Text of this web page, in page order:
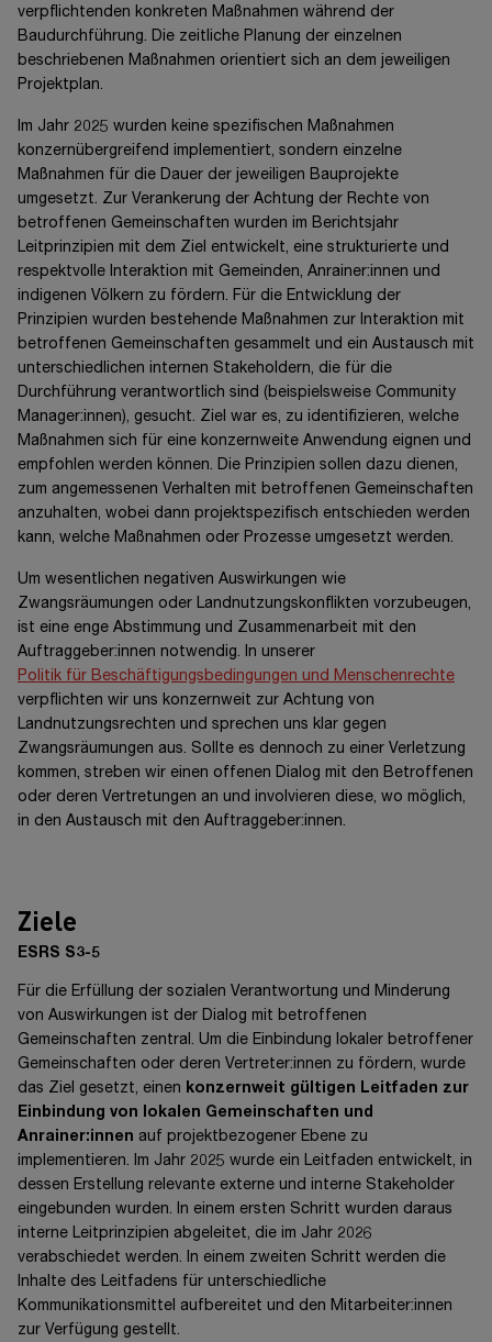
verpflichtenden konkreten Maßnahmen während der
Baudurchführung. Die zeitliche Planung der einzelnen
beschriebenen Maßnahmen orientiert sich an dem jeweiligen
Projektplan.
Im Jahr 2025 wurden keine spezifischen Maßnahmen
konzernübergreifend implementiert, sondern einzelne
Maßnahmen für die Dauer der jeweiligen Bauprojekte
umgesetzt. Zur Verankerung der Achtung der Rechte von
betroffenen Gemeinschaften wurden im Berichtsjahr
Leitprinzipien mit dem Ziel entwickelt, eine strukturierte und
respektvolle Interaktion mit Gemeinden, Anrainer:innen und
indigenen Völkern zu fördern. Für die Entwicklung der
Prinzipien wurden bestehende Maßnahmen zur Interaktion mit
betroffenen Gemeinschaften gesammelt und ein Austausch mit
unterschiedlichen internen Stakeholdern, die für die
Durchführung verantwortlich sind (beispielsweise Community
Manager:innen), gesucht. Ziel war es, zu identifizieren, welche
Maßnahmen sich für eine konzernweite Anwendung eignen und
empfohlen werden können. Die Prinzipien sollen dazu dienen,
zum angemessenen Verhalten mit betroffenen Gemeinschaften
anzuhalten, wobei dann projektspezifisch entschieden werden
kann, welche Maßnahmen oder Prozesse umgesetzt werden.
Um wesentlichen negativen Auswirkungen wie
Zwangsräumungen oder Landnutzungskonflikten vorzubeugen,
ist eine enge Abstimmung und Zusammenarbeit mit den
Auftraggeber:innen notwendig. In unserer
Politik für Beschäftigungsbedingungen und Menschenrechte
verpflichten wir uns konzernweit zur Achtung von
Landnutzungsrechten und sprechen uns klar gegen
Zwangsräumungen aus. Sollte es dennoch zu einer Verletzung
kommen, streben wir einen offenen Dialog mit den Betroffenen
oder deren Vertretungen an und involvieren diese, wo möglich,
in den Austausch mit den Auftraggeber:innen.
Ziele
ESRS S3-5
Für die Erfüllung der sozialen Verantwortung und Minderung
von Auswirkungen ist der Dialog mit betroffenen
Gemeinschaften zentral. Um die Einbindung lokaler betroffener
Gemeinschaften oder deren Vertreter:innen zu fördern, wurde
das Ziel gesetzt, einen konzernweit gültigen Leitfaden zur
Einbindung von lokalen Gemeinschaften und
Anrainer:innen auf projektbezogener Ebene zu
implementieren. Im Jahr 2025 wurde ein Leitfaden entwickelt, in
dessen Erstellung relevante externe und interne Stakeholder
eingebunden wurden. In einem ersten Schritt wurden daraus
interne Leitprinzipien abgeleitet, die im Jahr 2026
verabschiedet werden. In einem zweiten Schritt werden die
Inhalte des Leitfadens für unterschiedliche
Kommunikationsmittel aufbereitet und den Mitarbeiter:innen
zur Verfügung gestellt.